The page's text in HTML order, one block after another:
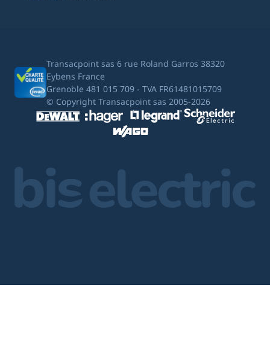
Transacpoint sas 6 rue Roland Garros 38320
Eybens France
Grenoble 481 015 709 - TVA FR61481015709
© Copyright Transacpoint sas 2005-2026